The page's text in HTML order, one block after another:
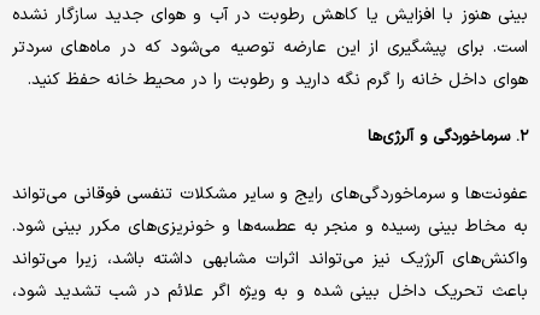
بینی هنوز با افزایش یا کاهش رطوبت در آب و هوای جدید سازگار نشده
است. برای پیشگیری از این عارضه توصیه می‌شود که در ماه‌های سردتر
هوای داخل خانه را گرم نگه دارید و رطوبت را در محیط خانه حفظ کنید.
۲. سرماخوردگی و آلرژی‌ها
عفونت‌ها و سرماخوردگی‌های رایج و سایر مشکلات تنفسی فوقانی می‌تواند
به مخاط بینی رسیده و منجر به عطسه‌ها و خونریزی‌های مکرر بینی شود.
واکنش‌های آلرژیک نیز می‌تواند اثرات مشابهی داشته باشد، زیرا می‌تواند
باعث تحریک داخل بینی شده و به ویژه اگر علائم در شب تشدید شود،